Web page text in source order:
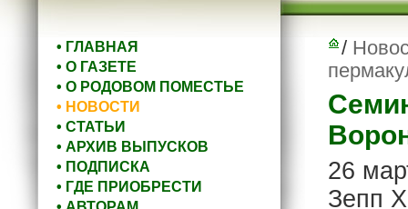
• ГЛАВНАЯ
• О ГАЗЕТЕ
• О РОДОВОМ ПОМЕСТЬЕ
• НОВОСТИ
• СТАТЬИ
• АРХИВ ВЫПУСКОВ
• ПОДПИСКА
• ГДЕ ПРИОБРЕСТИ
/
26
Зепп